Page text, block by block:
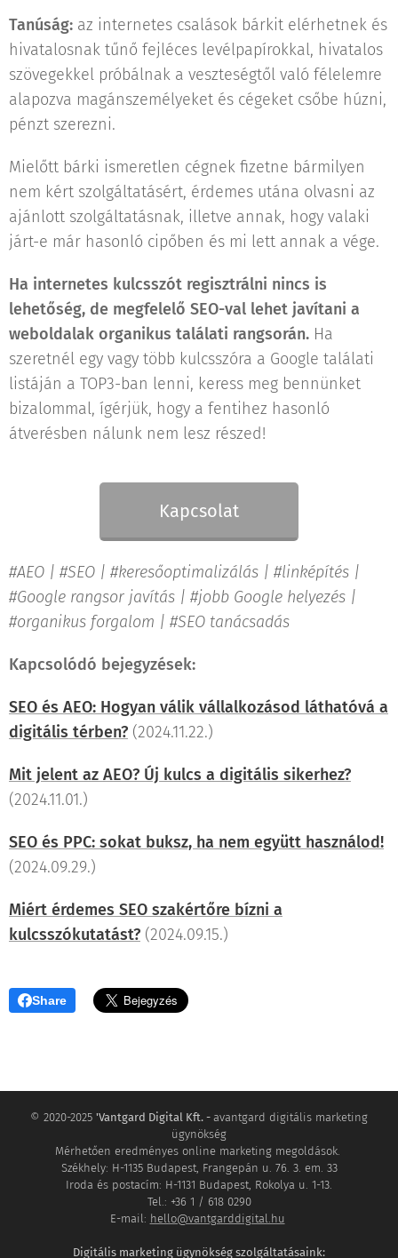
Tanúság: az internetes csalások bárkit elérhetnek és
hivatalosnak tűnő fejléces levélpapírokkal, hivatalos
szövegekkel próbálnak a veszteségtől való félelemre
alapozva magánszemélyeket és cégeket csőbe húzni,
pénzt szerezni.
Mielőtt bárki ismeretlen cégnek fizetne bármilyen
nem kért szolgáltatásért, érdemes utána olvasni az
ajánlott szolgáltatásnak, illetve annak, hogy valaki
járt-e már hasonló cipőben és mi lett annak a vége.
Ha internetes kulcsszót regisztrálni nincs is
lehetőség, de megfelelő SEO-val lehet javítani a
weboldalak organikus találati rangsorán. Ha
szeretnél egy vagy több kulcsszóra a Google találati
listáján a TOP3-ban lenni, keress meg bennünket
bizalommal, ígérjük, hogy a fentihez hasonló
átverésben nálunk nem lesz részed!
Kapcsolat
#AEO | #SEO | #keresőoptimalizálás | #linképítés |
#Google rangsor javítás | #jobb Google helyezés |
#organikus forgalom | #SEO tanácsadás
Kapcsolódó bejegyzések:
SEO és AEO: Hogyan válik vállalkozásod láthatóvá a
digitális térben? (2024.11.22.)
Mit jelent az AEO? Új kulcs a digitális sikerhez?
(2024.11.01.)
SEO és PPC: sokat buksz, ha nem együtt használod!
(2024.09.29.)
Miért érdemes SEO szakértőre bízni a
kulcsszókutatást? (2024.09.15.)
Share
© 2020-2025 'Vantgard Digital Kft. - avantgard digitális marketing
ügynökség
Mérhetően eredményes online marketing megoldások.
Székhely: H-1135 Budapest, Frangepán u. 76. 3. em. 33
Iroda és postacím: H-1131 Budapest, Rokolya u. 1-13.
Tel.: +36 1 / 618 0290
E-mail: hello@vantgarddigital.hu
Digitális marketing ügynökség szolgáltatásaink: